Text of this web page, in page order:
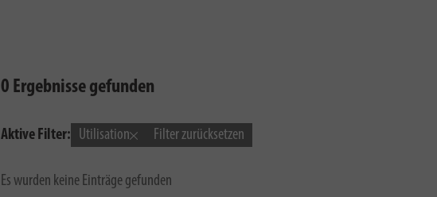
0 Ergebnisse gefunden
Aktive Filter: Utilisation Filter zurücksetzen
Es wurden keine Einträge gefunden